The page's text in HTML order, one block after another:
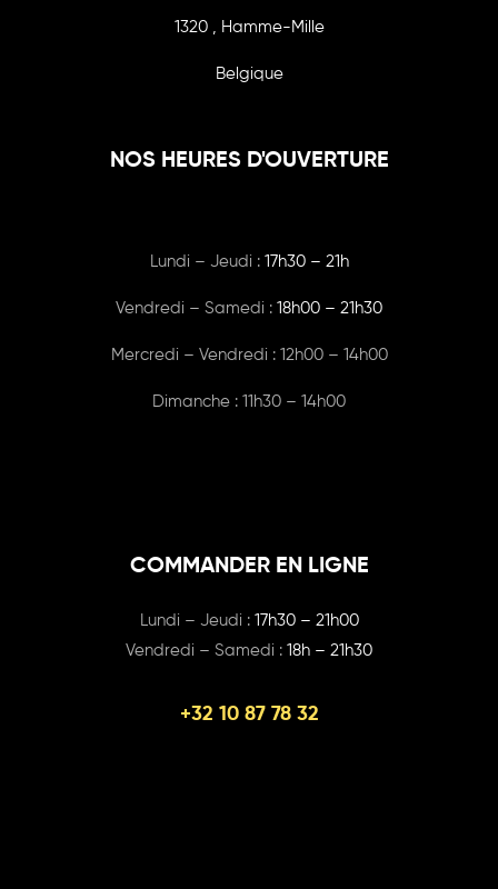
1320 , Hamme-Mille
Belgique
NOS HEURES D'OUVERTURE
Lundi – Jeudi : 17h30 – 21h
Vendredi – Samedi : 18h00 – 21h30
Mercredi – Vendredi : 12h00 – 14h00
Dimanche : 11h30 – 14h00
COMMANDER EN LIGNE
Lundi – Jeudi : 17h30 – 21h00
Vendredi – Samedi : 18h – 21h30
+32 10 87 78 32